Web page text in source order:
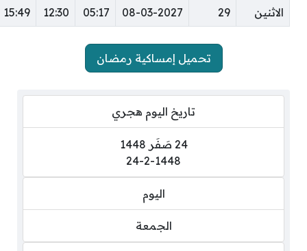
الاثنين 29
08-03-2027
05:17
12:30
15:49
تحميل إمساكية رمضان
تاريخ اليوم هجري
24 صَفَر 1448
24-2-1448
اليوم
الجمعة